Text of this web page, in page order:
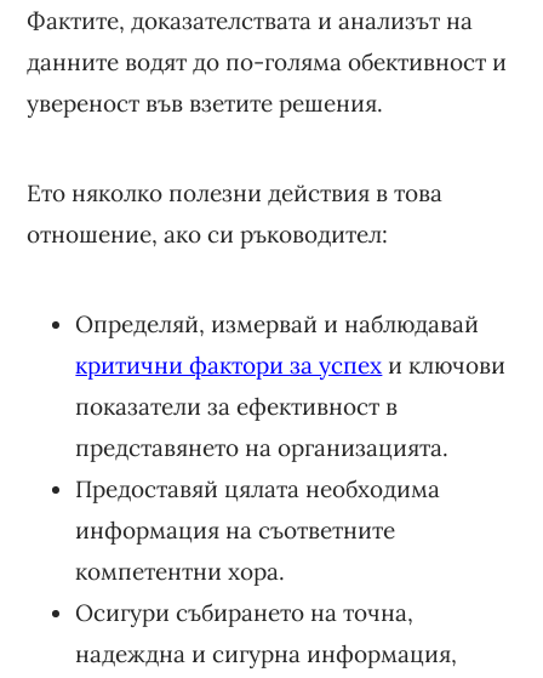
Фактите, доказателствата и анализът на
данните водят до по-голяма обективност и
увереност във взетите решения.
Ето няколко полезни действия в това
отношение, ако си ръководител:
Определяй, измервай и наблюдавай
критични фактори за успех и ключови
показатели за ефективност в
представянето на организацията.
Предоставяй цялата необходима
информация на съответните
компетентни хора.
Осигури събирането на точна,
надеждна и сигурна информация,